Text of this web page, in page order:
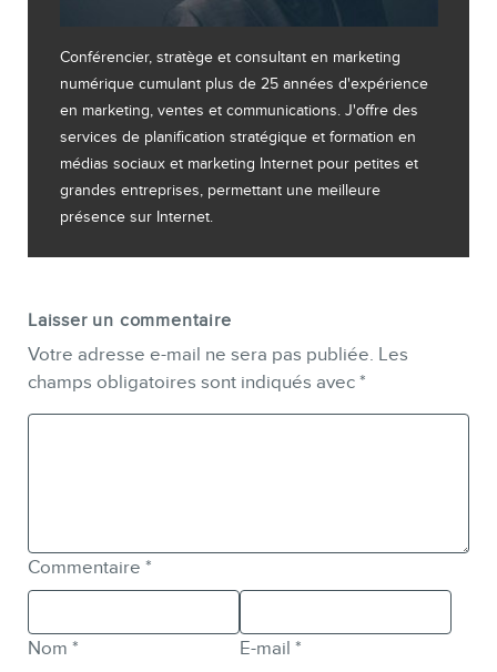
Conférencier, stratège et consultant en marketing
numérique cumulant plus de 25 années d'expérience
en marketing, ventes et communications. J'offre des
services de planification stratégique et formation en
médias sociaux et marketing Internet pour petites et
grandes entreprises, permettant une meilleure
présence sur Internet.
Laisser un commentaire
Votre adresse e-mail ne sera pas publiée. Les
champs obligatoires sont indiqués avec *
Commentaire *
Nom * E-mail *